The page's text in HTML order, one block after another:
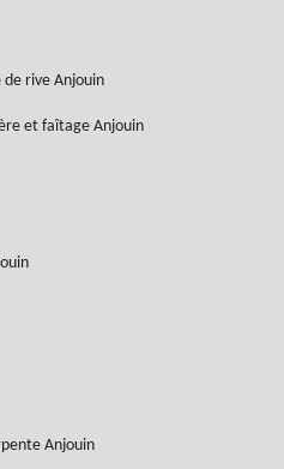
rive Anjouin
et faîtage Anjouin
Anjouin